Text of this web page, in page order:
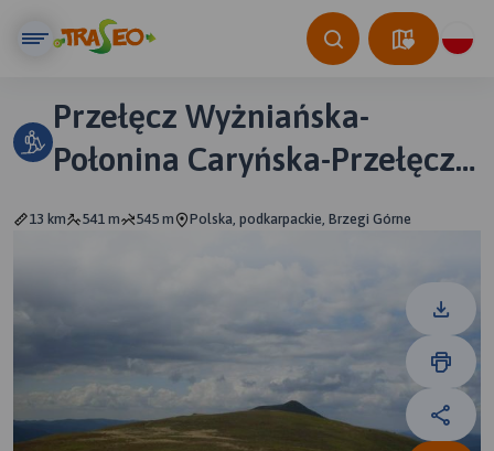
Przełęcz Wyżniańska-
Połonina Caryńska-Przełęcz
13 km 541 m 545 m Polska, podkarpackie, Brzegi Górne